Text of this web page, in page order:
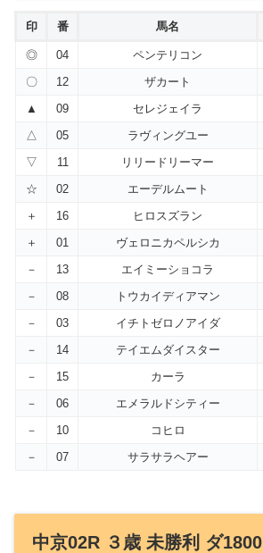
印 番 馬名
◎ 04 ペンテリコン
〇
12 ザカート
▲
09 セレジェイラ
△
05 ラヴィングユー
▽
11 リリードリーマー
☆
02 エーデルムート
＋
16 ヒロスズラン
＋
01 ヴェロニカペルシカ
－
13 エイミーショコラ
－
08 トウカイディアマン
－
03 イチトゼロノアイダ
－
14 テイエムダイスター
－
15 カーラ
－
06 エメラルドシティー
－
10 コヒロ
－
07 サラサラヘアー
中京02R ３歳 未勝利 ダ1800